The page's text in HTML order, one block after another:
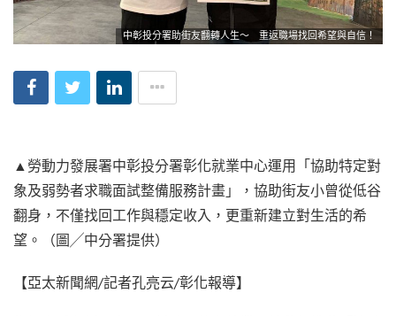
中彰投分署助街友翻轉人生～ 重返職場找回希望與自信！
▲勞動力發展署中彰投分署彰化就業中心運用「協助特定對
象及弱勢者求職面試整備服務計畫」，協助街友小曾從低谷
翻身，不僅找回工作與穩定收入，更重新建立對生活的希
望。（圖╱中分署提供）
【亞太新聞網/記者孔亮云/彰化報導】